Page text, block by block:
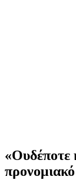
«Ουδέποτε